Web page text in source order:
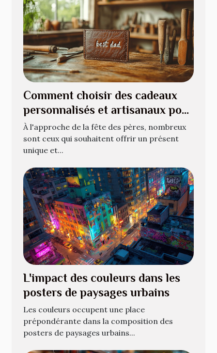
Comment choisir des cadeaux
personnalisés et artisanaux pour
la fête des pères
À l'approche de la fête des pères, nombreux
sont ceux qui souhaitent offrir un présent
unique et...
L'impact des couleurs dans les
posters de paysages urbains
Les couleurs occupent une place
prépondérante dans la composition des
posters de paysages urbains...